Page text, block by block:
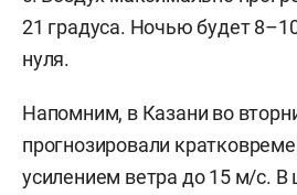
21 градуса. Ночью будет
нуля.
Напомним, в Казани во
прогнозировали
усилением ветра до 15 м/с. В